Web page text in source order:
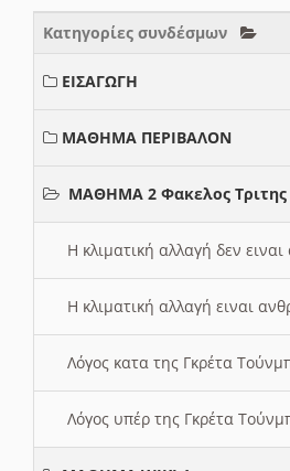
Κατηγορίες συνδέσμων
ΕΙΣΑΓΩΓΗ
ΜΑΘΗΜΑ ΠΕΡΙΒΑΛΟΝ
ΜΑΘΗΜΑ 2 Φακελος Τριτης
Η κλιματική αλλαγή δεν
Η κλιματική αλλαγή ειναι
Λόγος κατα της Γκρέτα
Λόγος υπέρ της Γκρέτα